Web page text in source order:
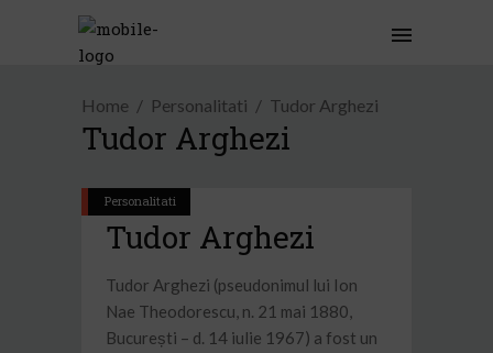
Home Personalitati Tudor Arghezi
Tudor Arghezi
Personalitati
Tudor Arghezi
Tudor Arghezi (pseudonimul lui Ion
Nae Theodorescu, n. 21 mai 1880,
București – d. 14 iulie 1967) a fost un